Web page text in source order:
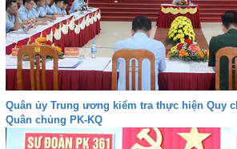
Quân ủy Trung ương kiểm tra thực hiện Quy
Quân chủng PK-KQ